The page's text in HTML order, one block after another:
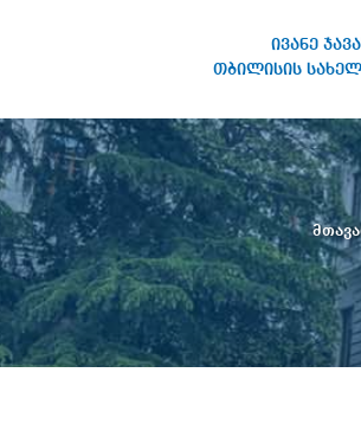
ივანე
თბილისის
სახელობის თბილისის
სახელმწიფო უნივერსიტეტი